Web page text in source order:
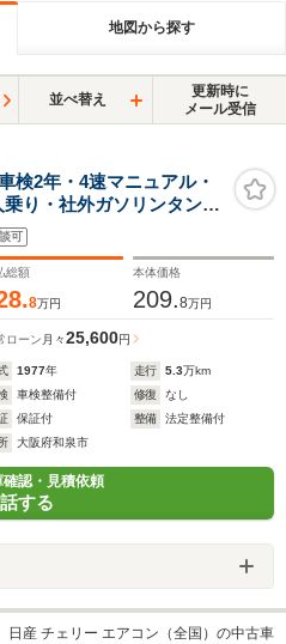
地図から探す
並べ替え
更新時に
メール受信
2年・4速マニュアル・
り・社外ガソリンタン
可
総額
8万円
本体価格
209.8万円
ローン 月々25,600円
1977年 走行 5.3万km
車検整備付 修復
なし
保証付 整備
法定整備付
大阪府和泉市
認・見積依頼
する
日産 チェリー エアコン（全国）の中古車